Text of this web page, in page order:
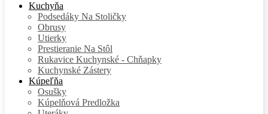
Kuchyňa
Podsedáky Na Stoličky
Obrusy
Utierky
Prestieranie Na Stôl
Rukavice Kuchynské - Chňapky
Kuchynské Zástery
Kúpeľňa
Osušky
Kúpelňová Predložka